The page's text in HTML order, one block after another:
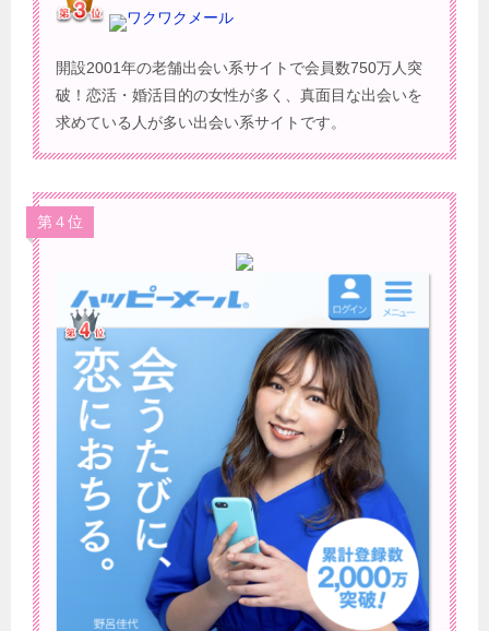
ワクワクメール
開設2001年の老舗出会い系サイトで会員数750万人突
破！恋活・婚活目的の女性が多く、真面目な出会いを
求めている人が多い出会い系サイトです。
第４位